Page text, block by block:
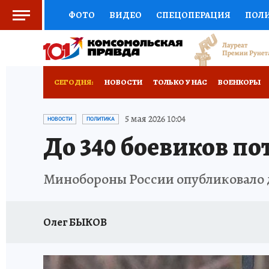
ФОТО ВИДЕО СПЕЦОПЕРАЦИЯ
СОЦПОДДЕРЖКА НАУКА СПОРТ
ПРЕСС-ЦЕНТР
НОВОЕ
СЕГОДНЯ: НОВОСТИ ТОЛЬКО У НАС ВОЕНКОРЫ
ИСПЫТАНО НА СЕБЕ
НОВОСТИ ПОЛИТИКА 5 мая 2026 10:04
До 340 боевиков
Минобороны России опубликовало
Олег БЫКОВ